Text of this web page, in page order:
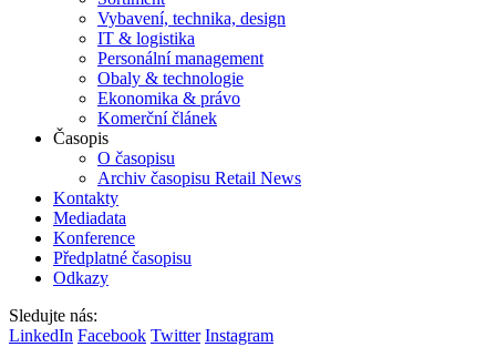
Vybavení, technika, design
IT & logistika
Personální management
Obaly & technologie
Ekonomika & právo
Komerční článek
Časopis
O časopisu
Archiv časopisu Retail News
Kontakty
Mediadata
Konference
Předplatné časopisu
Odkazy
Sledujte nás:
LinkedIn Facebook Twitter Instagram